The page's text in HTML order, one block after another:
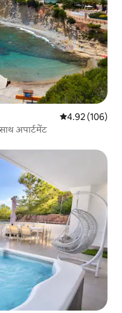
औसत रेटिंग 5 में से
4.92 (106)
अपार्टमेंट